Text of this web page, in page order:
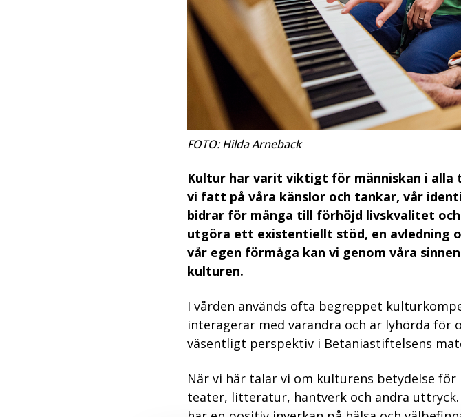
FOTO: Hilda Arneback
Kultur har varit viktigt för människan i
vi fatt på våra känslor och tankar, vår
bidrar för många till förhöjd livskvalitet
utgöra ett existentiellt stöd, en avledning
vår egen förmåga kan vi genom våra
kulturen.
I vården används ofta begreppet
interagerar med varandra och är lyhörda för
väsentligt perspektiv i Betaniastiftelsens
När vi här talar vi om kulturens betydelse
teater, litteratur, hantverk och andra